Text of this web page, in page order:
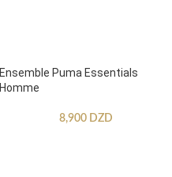
Ensemble Puma Essentials
Homme
8,900 DZD